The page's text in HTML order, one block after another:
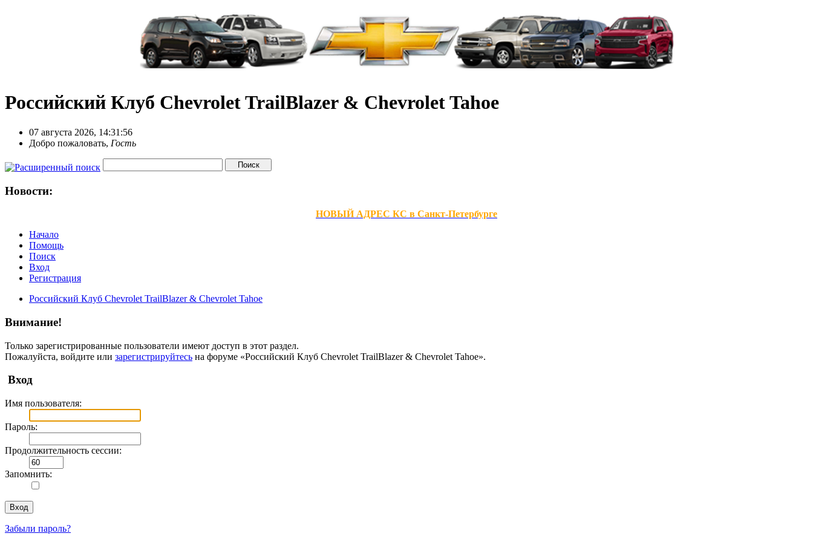
Российский Клуб Chevrolet TrailBlazer & Chevrolet Tahoe
07 августа 2026, 14:31:56
Добро пожаловать, Гость
Новости:
НОВЫЙ АДРЕС КС в Санкт-Петербурге
Начало
Помощь
Поиск
Вход
Регистрация
Российский Клуб Chevrolet TrailBlazer & Chevrolet Tahoe
Внимание!
Только зарегистрированные пользователи имеют доступ в этот раздел.
Пожалуйста, войдите или зарегистрируйтесь на форуме «Российский Клуб Chevrolet TrailBlazer & Chevrolet Tahoe».
Вход
Имя пользователя:
Пароль:
Продолжительность сессии:
Запомнить:
Забыли пароль?